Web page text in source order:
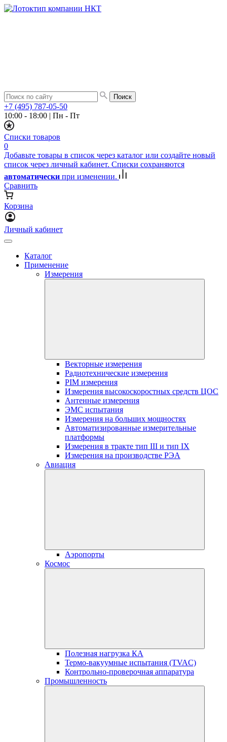
+7 (495) 787-05-50
10:00 - 18:00 | Пн - Пт
Списки товаров
0
Добавьте товары в список через каталог или создайте новый
список через личный кабинет. Списки сохраняются
автоматически при изменении.
Сравнить
Корзина
Личный кабинет
Каталог
Применение
Измерения
Векторные измерения
Радиотехнические измерения
PIM измерения
Измерения высокоскоростных средств ЦОС
Антенные измерения
ЭМС испытания
Измерения на больших мощностях
Автоматизированные измерительные
платформы
Измерения в тракте тип III и тип IX
Измерения на производстве РЭА
Авиация
Аэропорты
Космос
Полезная нагрузка КА
Термо-вакуумные испытания (TVAC)
Контрольно-проверочная аппаратура
Промышленность